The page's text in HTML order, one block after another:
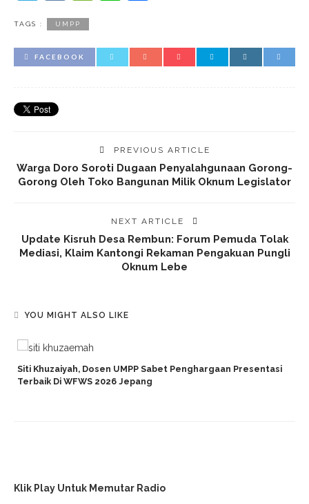
TAGS : UMPP
FACEBOOK
PREVIOUS ARTICLE
Warga Doro Soroti Dugaan Penyalahgunaan Gorong-
Gorong Oleh Toko Bangunan Milik Oknum Legislator
NEXT ARTICLE
Update Kisruh Desa Rembun: Forum Pemuda Tolak
Mediasi, Klaim Kantongi Rekaman Pengakuan Pungli
Oknum Lebe
YOU MIGHT ALSO LIKE
Siti Khuzaiyah, Dosen UMPP Sabet Penghargaan Presentasi
Terbaik Di WFWS 2026 Jepang
Klik Play Untuk Memutar Radio